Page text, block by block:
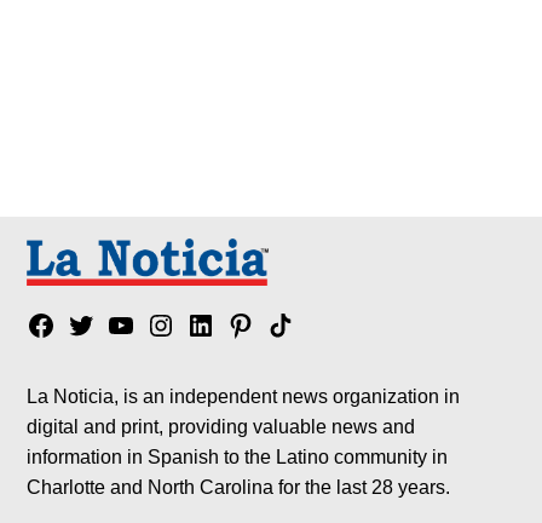
Facebook
TwitterYouTubeInstagram
LinkedinPinterest
Tik
La Noticia, is an independent news organization in
digital and print, providing valuable news and
information in Spanish to the Latino community in
Charlotte and North Carolina for the last 28 years.